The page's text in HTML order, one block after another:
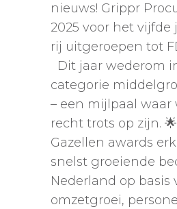
nieuws! Grippr
2025 voor het vijfde
rij uitgeroepen tot
Dit jaar wederom
categorie
– een mijlpaal waar
recht trots op zijn.
Gazellen awards
snelst groeiende
Nederland op basis
omzetgroei,